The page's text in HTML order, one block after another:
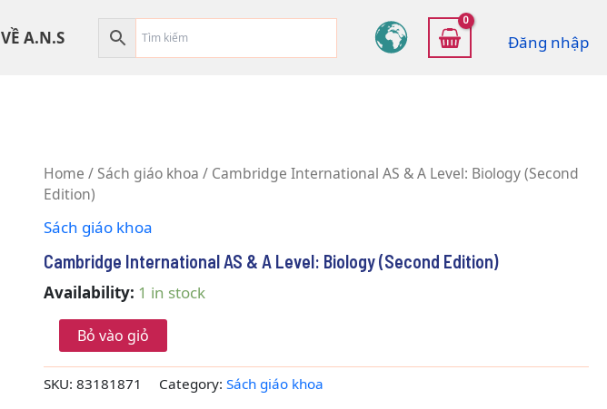
VỀ A.N.S Đăng nhập
Home /Sách giáo khoa / Cambridge International AS & A Level: Biology (Second
Edition)
Sách giáo khoa
Cambridge International AS & A Level: Biology (Second Edition)
Availability: 1 in stock
Cambridge
International
&
Level:
(Second
Edition)
quantityBỏ vào giỏ
SKU:83181871 Category:Sách giáo khoa